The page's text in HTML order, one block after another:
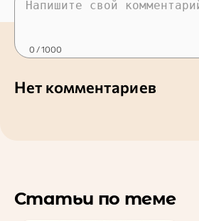
0 / 1000
Нет комментариев
Статьи по теме